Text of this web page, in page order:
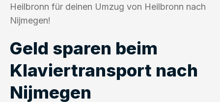
Heilbronn für deinen Umzug von Heilbronn nach
Nijmegen!
Geld sparen beim
Klaviertransport nach
Nijmegen